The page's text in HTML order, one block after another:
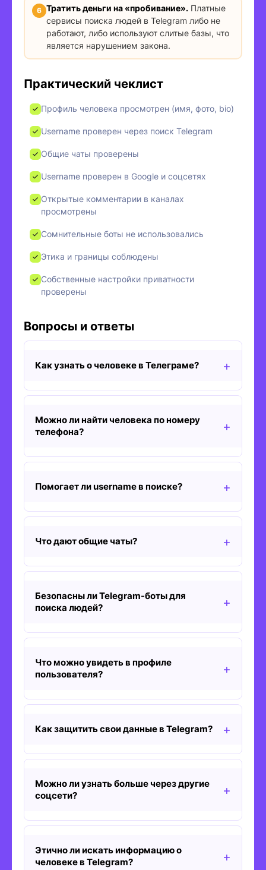
Тратить деньги на «пробивание».Платные
сервисы поиска людей в Telegram либо не
работают, либо используют слитые базы, что
является нарушением закона.
Практический чеклист
Профиль человека просмотрен (имя, фото, bio)
Username проверен через поиск Telegram
Общие чаты проверены
Username проверен в Google и соцсетях
Открытые комментарии в каналах
просмотрены
Сомнительные боты не использовались
Этика и границы соблюдены
Собственные настройки приватности
проверены
Вопросы и ответы
Как узнать о человеке в Телеграме?
Можно ли найти человека по номеру
телефона?
Помогает ли username в поиске?
Что дают общие чаты?
Безопасны ли Telegram-боты для
поиска людей?
Что можно увидеть в профиле
пользователя?
Как защитить свои данные в Telegram?
Можно ли узнать больше через другие
соцсети?
Этично ли искать информацию о
человеке в Telegram?